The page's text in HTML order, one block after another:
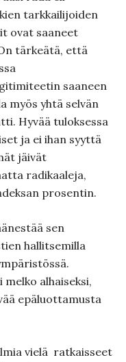
tarkkailijoiden
ovat saaneet
tärkeätä, että
saaneen
myös yhtä selvän
Hyvää tuloksessa
ja ei ihan syyttä
jäivät
radikaaleja,
prosentin.
sen
hallitsemilla
alhaiseksi,
epäluottamusta
vielä ratkaisseet